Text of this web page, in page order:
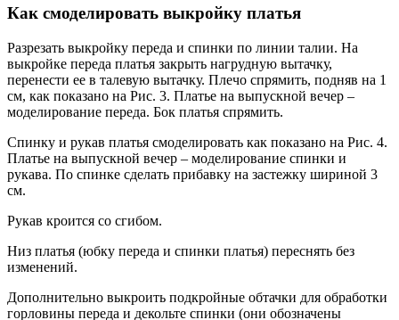
Как смоделировать выкройку платья
Разрезать выкройку переда и спинки по линии талии. На
выкройке переда платья закрыть нагрудную вытачку,
перенести ее в талевую вытачку. Плечо спрямить, подняв на 1
см, как показано на Рис. 3. Платье на выпускной вечер –
моделирование переда. Бок платья спрямить.
Спинку и рукав платья смоделировать как показано на Рис. 4.
Платье на выпускной вечер – моделирование спинки и
рукава. По спинке сделать прибавку на застежку шириной 3
см.
Рукав кроится со сгибом.
Низ платья (юбку переда и спинки платья) переснять без
изменений.
Дополнительно выкроить подкройные обтачки для обработки
горловины переда и декольте спинки (они обозначены